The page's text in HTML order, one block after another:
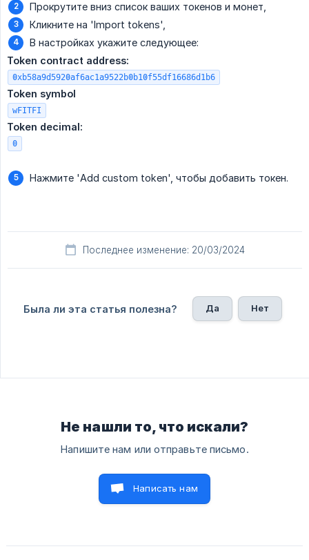
Прокрутите вниз список ваших токенов и монет,
Кликните на 'Import tokens',
В настройках укажите следующее:
Token contract address:
0xb58a9d5920af6ac1a9522b0b10f55df16686d1b6
Token symbol
wFITFI
Token decimal:
0
Нажмите 'Add custom token', чтобы добавить токен.
Последнее изменение: 20/03/2024
Была ли эта статья полезна? Да Нет
Не нашли то, что искали?
Напишите нам или отправьте письмо.
Написать нам